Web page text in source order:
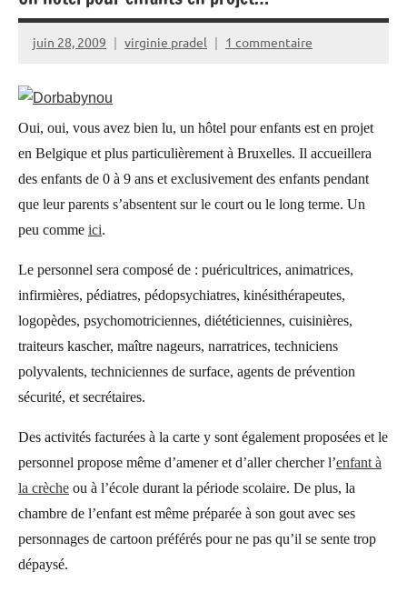
juin 28, 2009 virginie pradel 1 commentaire
Oui, oui, vous avez bien lu, un hôtel pour enfants est en projet
en Belgique et plus particulièrement à Bruxelles. Il accueillera
des enfants de 0 à 9 ans et exclusivement des enfants pendant
que leur parents s’absentent sur le court ou le long terme. Un
peu comme ici.
Le personnel sera composé de : puéricultrices, animatrices,
infirmières, pédiatres, pédopsychiatres, kinésithérapeutes,
logopèdes, psychomotriciennes, diététiciennes, cuisinières,
traiteurs kascher, maître nageurs, narratrices, techniciens
polyvalents, techniciennes de surface, agents de prévention
sécurité, et secrétaires.
Des activités facturées à la carte y sont également proposées et le
personnel propose même d’amener et d’aller chercher l’enfant à
la crèche ou à l’école durant la période scolaire. De plus, la
chambre de l’enfant est même préparée à son gout avec ses
personnages de cartoon préférés pour ne pas qu’il se sente trop
dépaysé.